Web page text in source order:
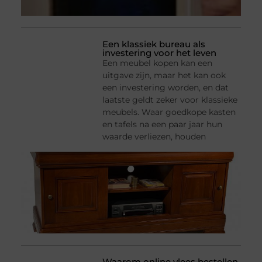
Een klassiek bureau als
investering voor het leven
Een meubel kopen kan een
uitgave zijn, maar het kan ook
een investering worden, en dat
laatste geldt zeker voor klassieke
meubels. Waar goedkope kasten
en tafels na een paar jaar hun
waarde verliezen, houden